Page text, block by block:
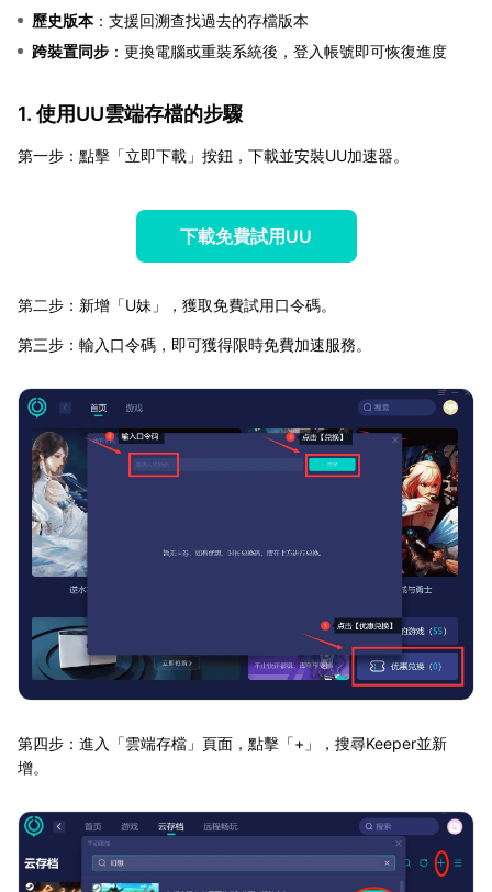
歷史版本：支援回溯查找過去的存檔版本
跨裝置同步 ：更換電腦或重裝系統後，登入帳號即可恢復進度
1. 使用UU雲端存檔的步驟
第一步：點擊「立即下載」按鈕，下載並安裝UU加速器。
下載免費試用UU
第二步：新增「U妹」，獲取免費試用口令碼。
第三步：輸入口令碼，即可獲得限時免費加速服務。
第四步：進入「雲端存檔」頁面，點擊「+」，搜尋Keeper並新
增。